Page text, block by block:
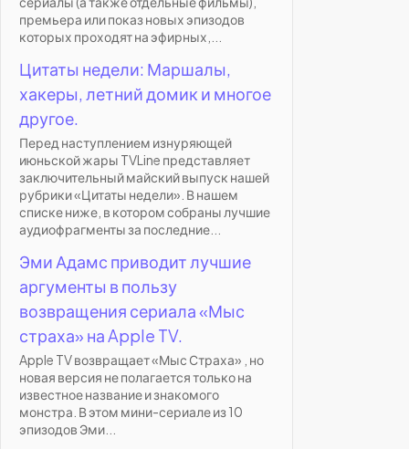
премьера или показ новых эпизодов
которых проходят на эфирных,...
Цитаты недели: Маршалы,
хакеры, летний домик и многое
другое.
Перед наступлением изнуряющей
июньской жары TVLine представляет
заключительный майский выпуск нашей
рубрики «Цитаты недели». В нашем
списке ниже, в котором собраны лучшие
аудиофрагменты за последние...
Эми Адамс приводит лучшие
аргументы в пользу
возвращения сериала «Мыс
страха» на Apple TV.
Apple TV возвращает «Мыс Страха» , но
новая версия не полагается только на
известное название и знакомого
монстра. В этом мини-сериале из 10
эпизодов Эми...